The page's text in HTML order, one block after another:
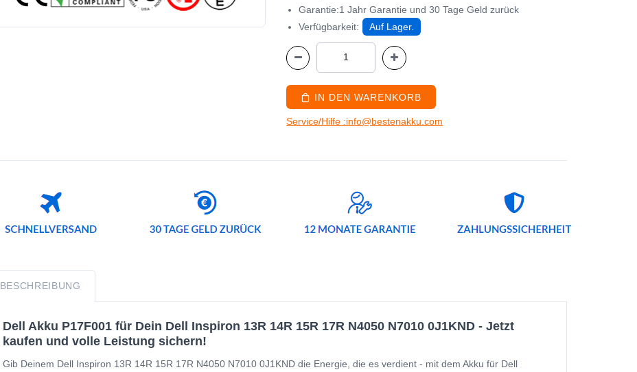
Garantie:1 Jahr Garantie und 30 Tage Geld zurück
Verfügbarkeit:
Auf Lager.
IN DEN WARENKORB
Service/Hilfe :info@bestenakku.com
BESCHREIBUNG
Dell Akku P17F001 für Dein Dell Inspiron 13R 14R 15R 17R N4050 N7010 0J1KND - Jetzt
kaufen und volle Leistung sichern!
Gib Deinem Dell Inspiron 13R 14R 15R 17R N4050 N7010 0J1KND die Energie, die es verdient - mit dem Akku für Dell